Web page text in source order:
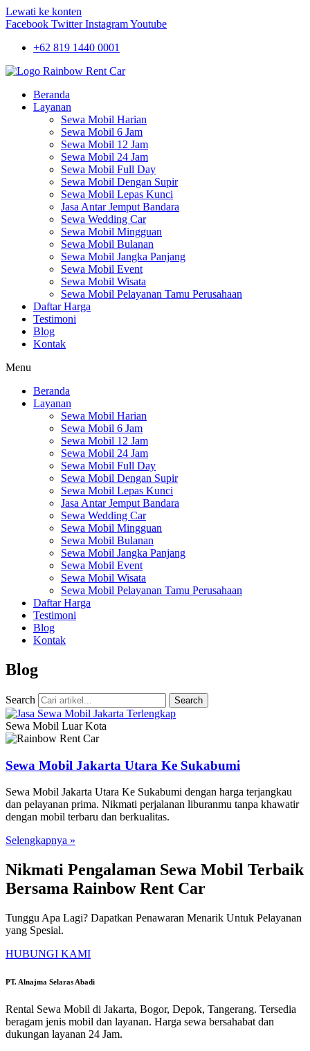
Lewati ke konten
Facebook Twitter InstagramYoutube
+62 819 1440 0001
Beranda
Layanan
Sewa Mobil Harian
Sewa Mobil 6 Jam
Sewa Mobil 12 Jam
Sewa Mobil 24 Jam
Sewa Mobil Full Day
Sewa Mobil Dengan Supir
Sewa Mobil Lepas Kunci
Jasa Antar Jemput Bandara
Sewa Wedding Car
Sewa Mobil Mingguan
Sewa Mobil Bulanan
Sewa Mobil Jangka Panjang
Sewa Mobil Event
Sewa Mobil Wisata
Sewa Mobil Pelayanan Tamu Perusahaan
Daftar Harga
Testimoni
Blog
Kontak
Menu
Beranda
Layanan
Sewa Mobil Harian
Sewa Mobil 6 Jam
Sewa Mobil 12 Jam
Sewa Mobil 24 Jam
Sewa Mobil Full Day
Sewa Mobil Dengan Supir
Sewa Mobil Lepas Kunci
Jasa Antar Jemput Bandara
Sewa Wedding Car
Sewa Mobil Mingguan
Sewa Mobil Bulanan
Sewa Mobil Jangka Panjang
Sewa Mobil Event
Sewa Mobil Wisata
Sewa Mobil Pelayanan Tamu Perusahaan
Daftar Harga
Testimoni
Blog
Kontak
Blog
Search Search
Sewa Mobil Luar Kota
Sewa Mobil Jakarta Utara Ke Sukabumi
Sewa Mobil Jakarta Utara Ke Sukabumi dengan harga terjangkau
dan pelayanan prima. Nikmati perjalanan liburanmu tanpa khawatir
dengan mobil terbaru dan berkualitas.
Selengkapnya »
Nikmati Pengalaman Sewa Mobil Terbaik
Bersama Rainbow Rent Car
Tunggu Apa Lagi? Dapatkan Penawaran Menarik Untuk Pelayanan
yang Spesial.
HUBUNGI KAMI
PT. Alnajma Selaras Abadi
Rental Sewa Mobil di Jakarta, Bogor, Depok, Tangerang. Tersedia
beragam jenis mobil dan layanan. Harga sewa bersahabat dan
dukungan layanan 24 Jam.